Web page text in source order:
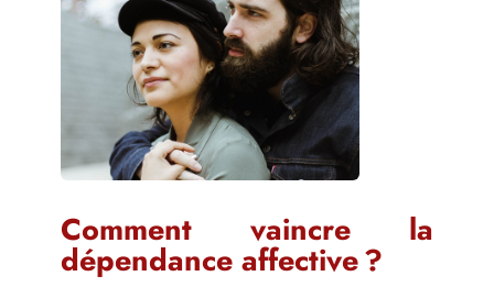
Comment vaincre la
dépendance affective ?